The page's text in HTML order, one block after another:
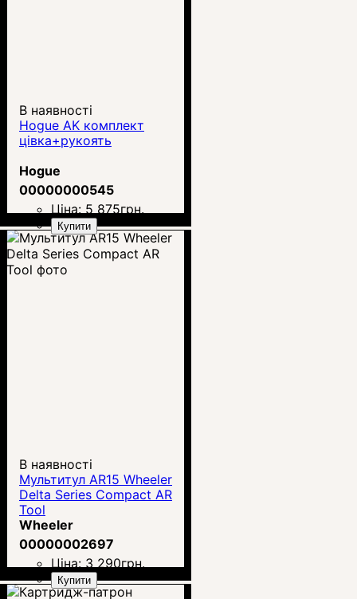
В наявності
Hogue AK комплект
цівка+рукоять
Hogue
00000000545
Ціна: 5 875грн.
Купити
В наявності
Mультитул AR15 Wheeler
Delta Series Compact AR
Tool
Wheeler
00000002697
Ціна: 3 290грн.
Купити